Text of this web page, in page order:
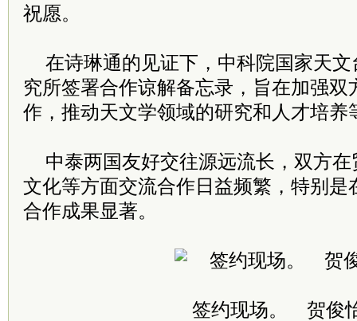
祝愿。
在诗琳通的见证下，中科院国家天
究所签署合作谅解备忘录，旨在加强双
作，推动天文学领域的研究和人才培养
中泰两国友好交往源远流长，双方
文化等方面交流合作日益频繁，特别是
合作成果显著。
签约现场。 贺俊